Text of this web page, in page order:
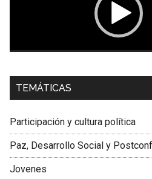
Dra. Carolina Corcho Mejía,
Latinoamericana Sur,
TEMÁTICAS
Participación y cultura política
Paz, Desarrollo Social y
Jovenes